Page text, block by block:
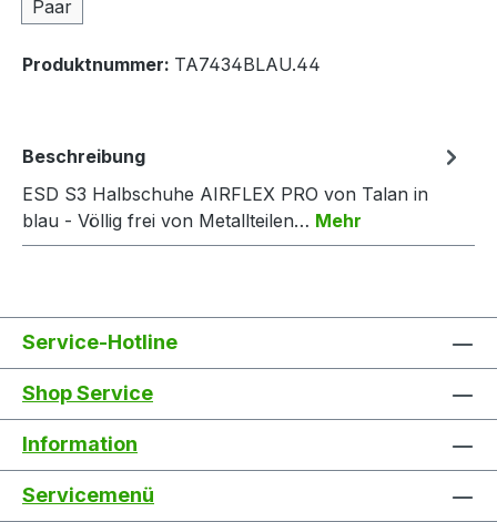
Paar
Produktnummer: TA7434BLAU.44
Beschreibung
ESD S3 Halbschuhe AIRFLEX PRO von Talan in
blau - Völlig frei von Metallteilen… Mehr
Service-Hotline
Shop Service
Information
Servicemenü